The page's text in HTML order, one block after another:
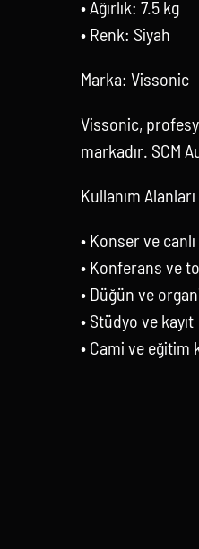
• Ağırlık: 7.5 kg
• Renk: Siyah
Marka: Vissonic
Vissonic,
markadır. SCM
Kullanım Alanları
• Konser ve
• Konferans ve
• Düğün ve
• Stüdyo ve kayıt
• Cami ve eğitim